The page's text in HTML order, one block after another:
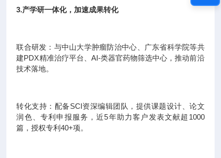
3.产学研一体化，加速成果转化
联合研发：与中山大学肿瘤防治中心、广东省科学院等共
建PDX精准治疗平台、AI-类器官药物筛选中心，推动前沿
技术落地。
转化支持：配备SCI资深编辑团队，提供课题设计、论文
润色、专利申报服务，近5年助力客户发表文献超1000
篇，授权专利40+项。